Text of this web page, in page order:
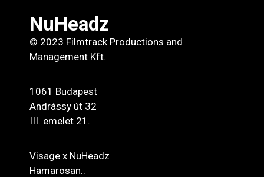
NuHeadz
© 2023 Filmtrack Productions and
Management Kft.
1061 Budapest
Andrássy út 32
III. emelet 21.
Visage x NuHeadz
Hamarosan..